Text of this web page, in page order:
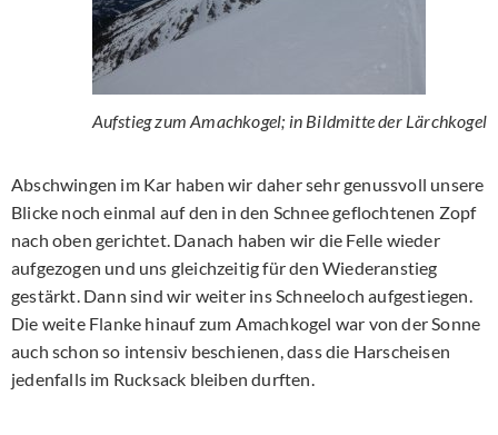
Aufstieg zum Amachkogel; in Bildmitte der Lärchkogel
Abschwingen im Kar haben wir daher sehr genussvoll unsere
Blicke noch einmal auf den in den Schnee geflochtenen Zopf
nach oben gerichtet. Danach haben wir die Felle wieder
aufgezogen und uns gleichzeitig für den Wiederanstieg
gestärkt. Dann sind wir weiter ins Schneeloch aufgestiegen.
Die weite Flanke hinauf zum Amachkogel war von der Sonne
auch schon so intensiv beschienen, dass die Harscheisen
jedenfalls im Rucksack bleiben durften.